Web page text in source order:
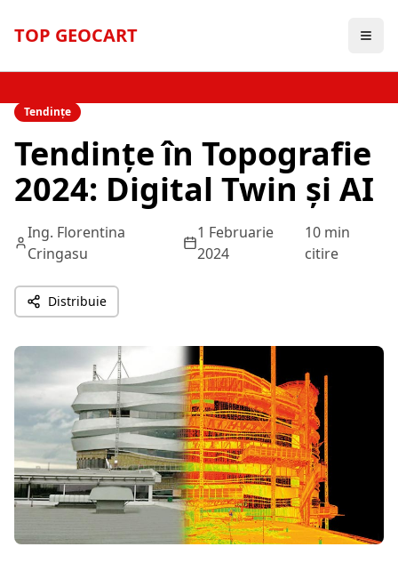
TOP GEOCART
Tendințe
Tendințe în Topografie
2024: Digital Twin și AI
Ing. Florentina
Cringasu
1 Februarie
2024
10 min
citire
Distribuie